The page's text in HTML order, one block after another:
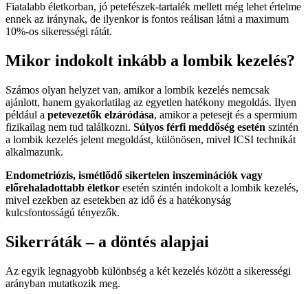
Fiatalabb életkorban, jó petefészek-tartalék mellett még lehet értelme
ennek az iránynak, de ilyenkor is fontos reálisan látni a maximum
10%-os sikerességi rátát.
Mikor indokolt inkább a lombik kezelés?
Számos olyan helyzet van, amikor a lombik kezelés nemcsak
ajánlott, hanem gyakorlatilag az egyetlen hatékony megoldás. Ilyen
például a petevezetők elzáródása, amikor a petesejt és a spermium
fizikailag nem tud találkozni. Súlyos férfi meddőség esetén szintén
a lombik kezelés jelent megoldást, különösen, mivel ICSI technikát
alkalmazunk.
Endometriózis, ismétlődő sikertelen inszeminációk vagy
előrehaladottabb életkor esetén szintén indokolt a lombik kezelés,
mivel ezekben az esetekben az idő és a hatékonyság
kulcsfontosságú tényezők.
Sikerráták – a döntés alapjai
Az egyik legnagyobb különbség a két kezelés között a sikerességi
arányban mutatkozik meg.